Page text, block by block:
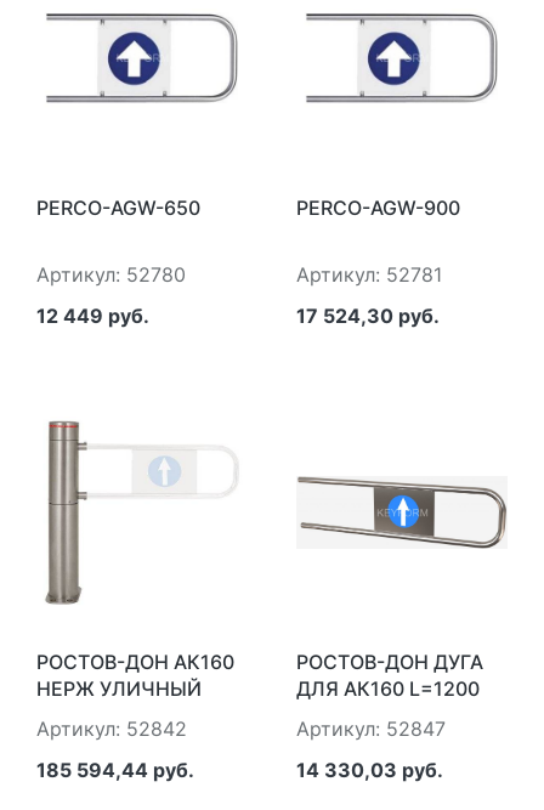
PERCO-AGW-650
Артикул: 52780
12 449 руб.
PERCO-AGW-900
Артикул: 52781
17 524,30 руб.
РОСТОВ-ДОН АК160
НЕРЖ УЛИЧНЫЙ
ВАРИАНТ (БЕЗ ДУГИ)
Артикул: 52842
185 594,44 руб.
РОСТОВ-ДОН ДУГА
ДЛЯ АК160 L=1200
ММ
Артикул: 52847
14 330,03 руб.